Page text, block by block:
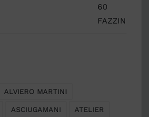
ALVIERO MARTINI
ASCIUGAMANI ATELIER